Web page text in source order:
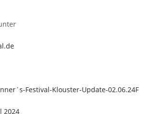
Festival-Klouster-Update-02.06.24F
2024